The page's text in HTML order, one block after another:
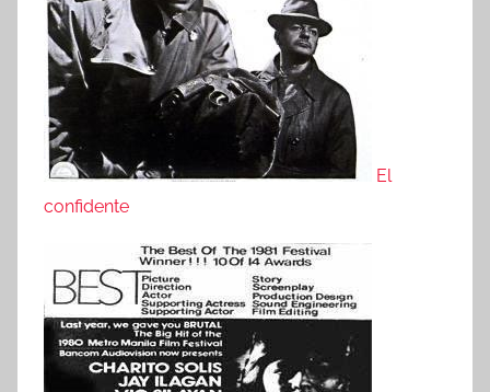
El
confidente